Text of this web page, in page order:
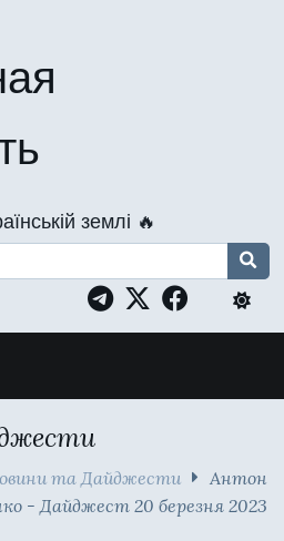
землі 🔥
та Дайджести
Антон
- Дайджест 20 березня 2023